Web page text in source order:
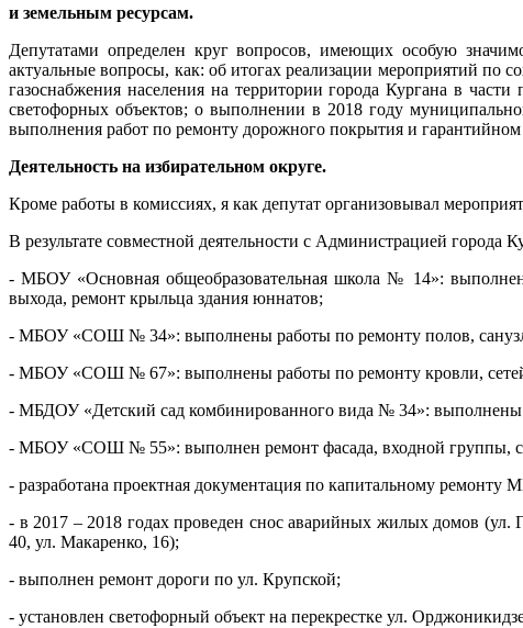
и земельным ресурсам.
Депутатами определен круг вопросов, имеющих особую
актуальные вопросы, как: об итогах реализации мероприятий по
газоснабжения населения на территории города Кургана в
светофорных объектов; о выполнении в 2018 году
выполнения работ по ремонту дорожного покрытия и
Деятельность на избирательном округе.
Кроме работы в комиссиях, я как депутат организовывал
В результате совместной деятельности с Администрацией
- МБОУ «Основная общеобразовательная школа № 14»:
выхода, ремонт крыльца здания юннатов;
- МБОУ «СОШ № 34»: выполнены работы по ремонту полов,
- МБОУ «СОШ № 67»: выполнены работы по ремонту кровли, сетей
- МБДОУ «Детский сад комбинированного вида № 34»: выполнены
- МБОУ «СОШ № 55»: выполнен ремонт фасада, входной группы,
- разработана проектная документация по капитальному ремонту
- в 2017 – 2018 годах проведен снос аварийных жилых домов
40, ул. Макаренко, 16);
- выполнен ремонт дороги по ул. Крупской;
- установлен светофорный объект на перекрестке ул.